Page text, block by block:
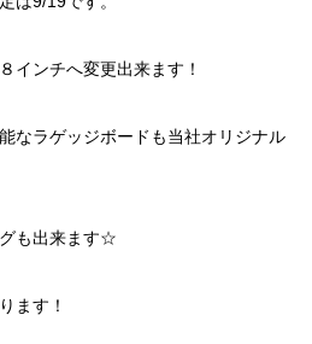
インチへ変更出来ます！
なラゲッジボードも当社オリジナル
も出来ます☆
ます！